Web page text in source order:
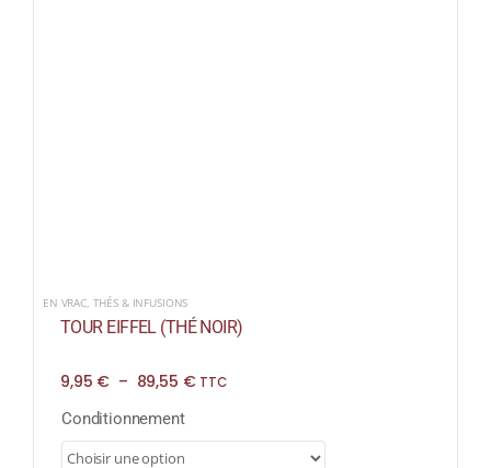
EN VRAC, THÉS & INFUSIONS
TOUR EIFFEL (THÉ NOIR)
9,95 € – 89,55 €Plage
TTC
Conditionnement